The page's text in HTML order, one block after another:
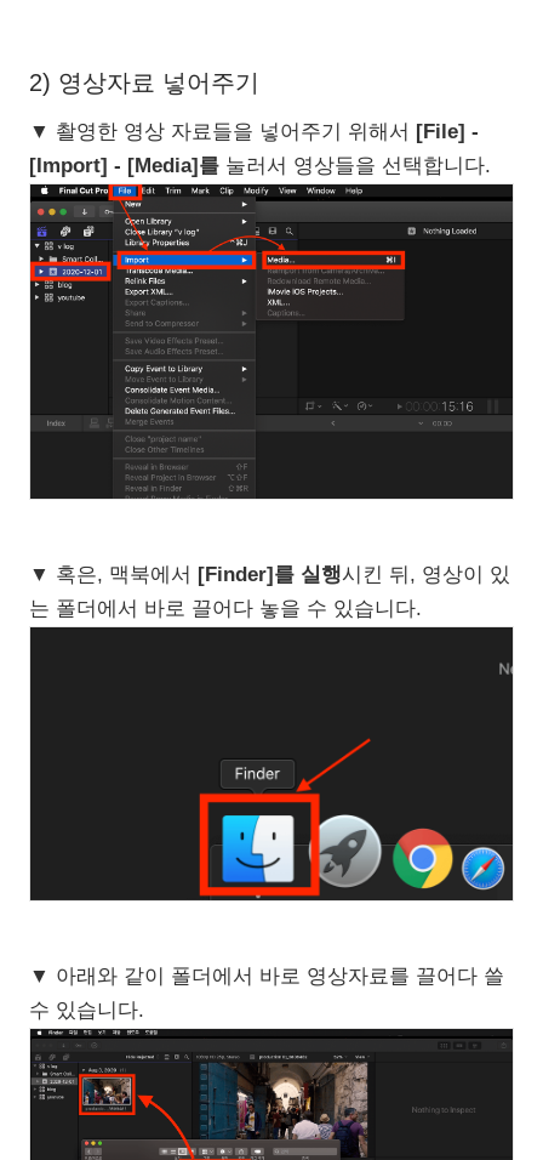
2) 영상자료 넣어주기
▼ 촬영한 영상 자료들을 넣어주기 위해서
[File] -
[Import] - [Media]를 눌러서 영상들을 선택합니다.
▼ 혹은, 맥북에서 [Finder]를 실행시킨 뒤, 영상이 있
는 폴더에서 바로 끌어다 놓을 수 있습니다.
▼ 아래와 같이 폴더에서 바로 영상자료를 끌어다 쓸
수 있습니다.